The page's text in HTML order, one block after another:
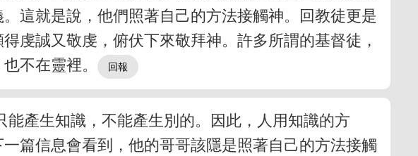
這就是說，他們照著自己的方法接觸神。回教徒更是
虔誠又敬虔，俯伏下來敬拜神。許多所謂的基督徒，
不在靈裡。
產生知識，不能產生別的。因此，人用知識的方
篇信息會看到，他的哥哥該隱是照著自己的方法接觸